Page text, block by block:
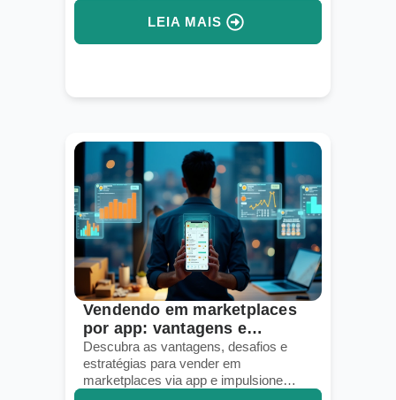
LEIA MAIS
Vendendo em marketplaces
por app: vantagens e
desafios atuais
Descubra as vantagens, desafios e
estratégias para vender em
marketplaces via app e impulsione